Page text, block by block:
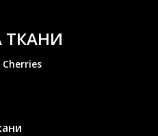
ТКАНИ
Cherries